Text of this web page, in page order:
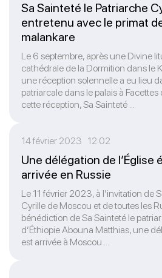
Sa Sainteté le Patriarche
entretenu avec le primat
malankare
Le 6 septembre, après une Divine
cathédrale de la Dormition dans le
une réception solennelle a eu lieu
patriarcale dans le palais à
cette réception, Sa Sainteté ...
14 février 2023 12:02
Une délégation de l’Église
arrivée en Russie
Le 11 février 2023, à l’invitation de
Cyrille de Moscou et de toutes les
bénédiction de Sa Sainteté le
d’Éthiopie Abouna Matthias, une
est arrivée à Moscou ...